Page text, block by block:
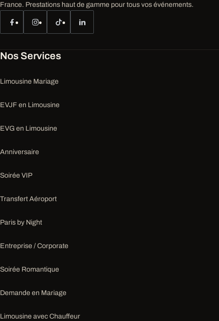
France. Prestations haut de gamme pour tous vos événements.
Nos Services
Limousine Mariage
EVJF en Limousine
EVG en Limousine
Anniversaire
Soirée VIP
Transfert Aéroport
Paris by Night
Entreprise / Corporate
Soirée Romantique
Demande en Mariage
Limousine avec Chauffeur